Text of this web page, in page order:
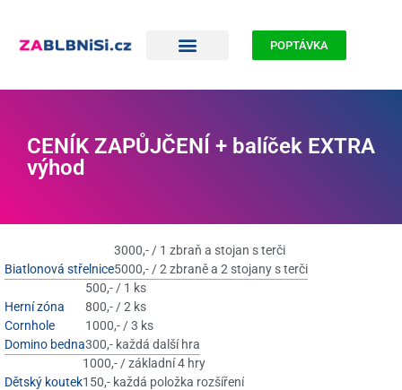
POPTÁVKA
CENÍK ZAPŮJČENÍ + balíček EXTRA
výhod
Biatlonová střelnice
3000,- / 1 zbraň a stojan s terči
5000,- / 2 zbraně a 2 stojany s terči
Herní zóna
Cornhole
Domino bedna
500,- / 1 ks
800,- / 2 ks
1000,- / 3 ks
300,- každá další hra
Dětský koutek
1000,- / základní 4 hry
150,- každá položka rozšíření